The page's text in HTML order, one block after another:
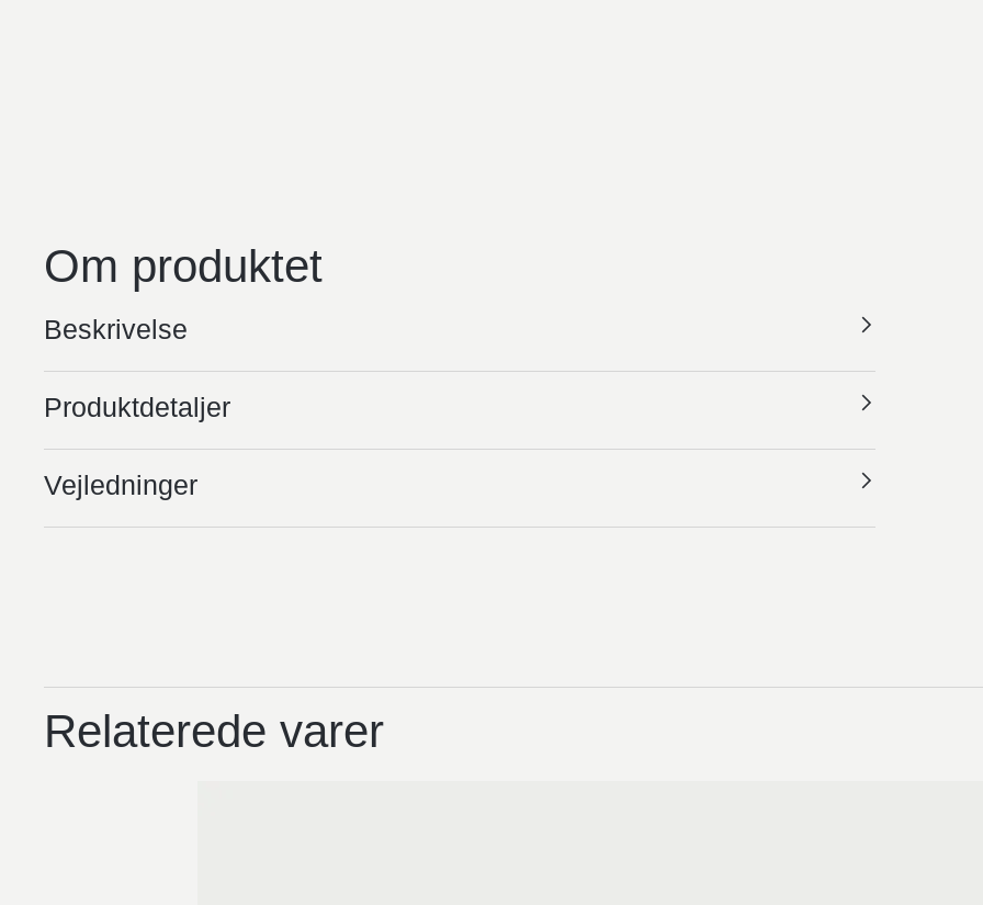
Om produktet
Beskrivelse
Produktdetaljer
Vejledninger
Relaterede varer